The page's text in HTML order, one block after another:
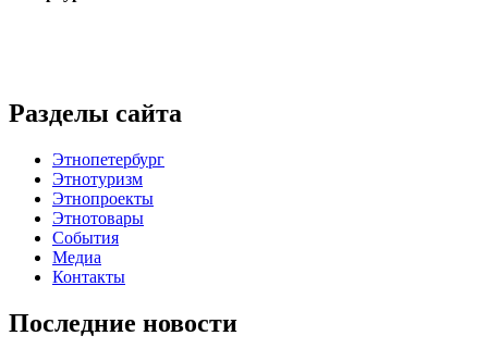
Разделы сайта
Этнопетербург
Этнотуризм
Этнопроекты
Этнотовары
События
Медиа
Контакты
Последние новости